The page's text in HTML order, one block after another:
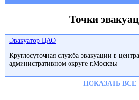
Точки
Эвакуатор ЦАО
Круглосуточная служба эвакуации в
административном округе г.Москвы
ПОКАЗАТЬ ВСЕ